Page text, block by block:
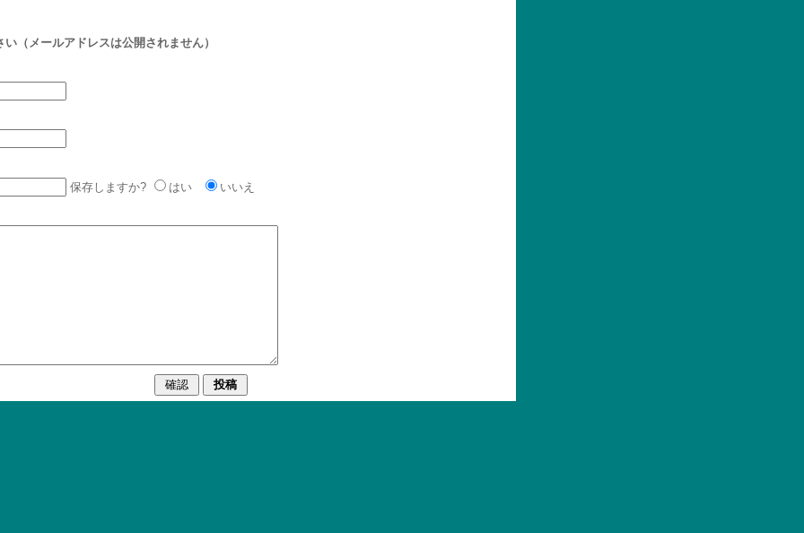
（メールアドレスは公開されません）
保存しますか?
はい いいえ